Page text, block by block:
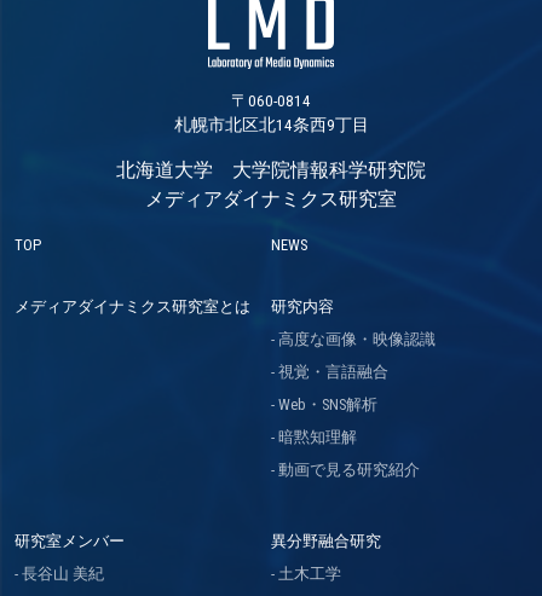
〒060-0814
札幌市北区北14条西9丁目
北海道大学 大学院情報科学研究院
メディアダイナミクス研究室
TOP NEWS
メディアダイナミクス研究室とは
研究内容
高度な画像・映像認識
視覚・言語融合
Web・SNS解析
暗黙知理解
動画で見る研究紹介
研究室メンバー
長谷山 美紀
異分野融合研究
土木工学